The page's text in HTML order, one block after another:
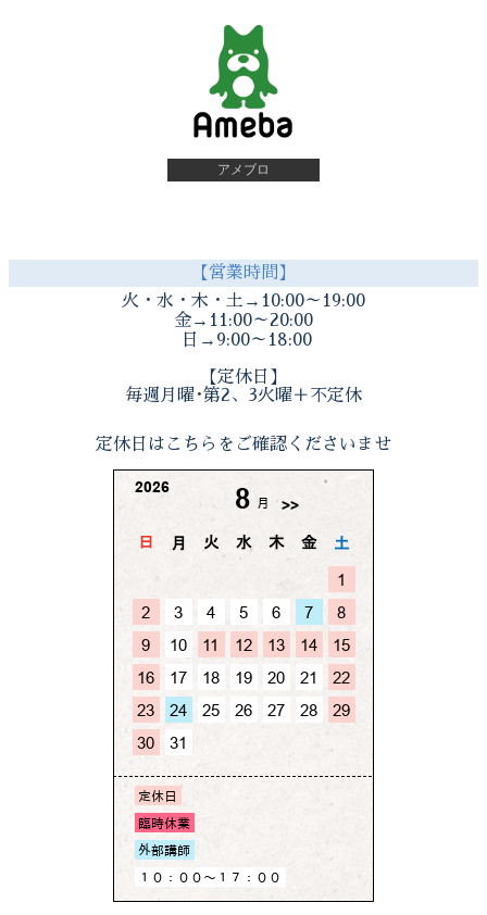
アメブロ
【営業時間】
火・水・木・土→10:00～19:00
金→11:00～20:00
日→9:00～18:00
【定休日】
毎週月曜･第2、3火曜＋不定休
定休日はこちらをご確認くださいませ